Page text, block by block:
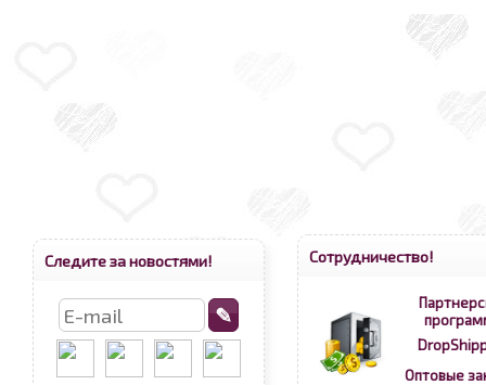
Следите за новостями! Сотрудничество!
Оптовые